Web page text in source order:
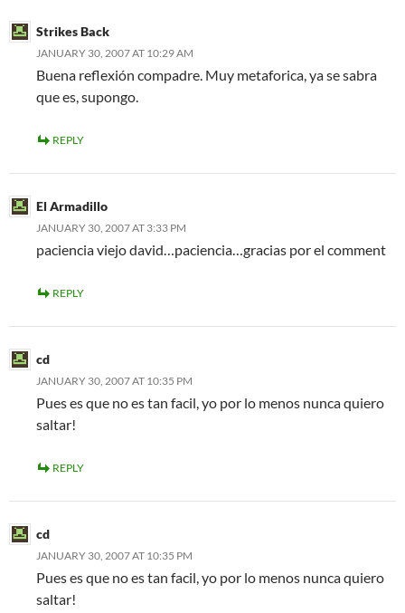
Strikes Back
JANUARY 30, 2007 AT 10:29 AM
Buena reflexión compadre. Muy metaforica, ya se sabra
que es, supongo.
REPLY
El Armadillo
JANUARY 30, 2007 AT 3:33 PM
paciencia viejo david…paciencia…gracias por el comment
REPLY
cd
JANUARY 30, 2007 AT 10:35 PM
Pues es que no es tan facil, yo por lo menos nunca quiero
saltar!
REPLY
cd
JANUARY 30, 2007 AT 10:35 PM
Pues es que no es tan facil, yo por lo menos nunca quiero
saltar!